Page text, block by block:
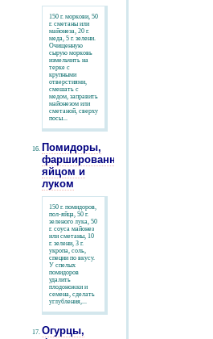
150 г. моркови, 50
г. сметаны или
майонеза, 20 г.
меда, 5 г. зелени.
Очищенную
сырую морковь
измельчить на
терке с
крупными
отверстиями,
смешать с
медом, заправить
майонезом или
сметаной, сверху
посы...
Помидоры,
фаршированные
яйцом и
луком
150 г. помидоров,
пол-яйца, 50 г.
зеленого лука, 50
г. соуса майонез
или сметаны, 10
г. зелени, 3 г.
укропа, соль,
специи по вкусу.
У спелых
помидоров
удалить
плодоножки и
семена, сделать
углубления,...
Огурцы,